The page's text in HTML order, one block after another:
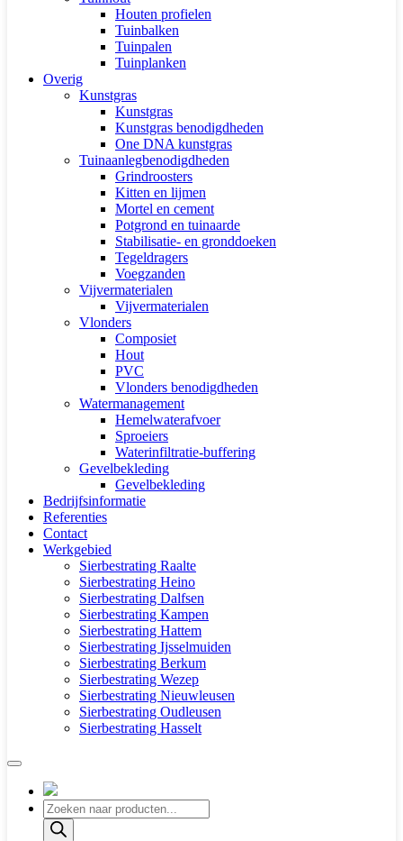
Houten profielen
Tuinbalken
Tuinpalen
Tuinplanken
Overig
Kunstgras
Kunstgras
Kunstgras benodigdheden
One DNA kunstgras
Tuinaanlegbenodigdheden
Grindroosters
Kitten en lijmen
Mortel en cement
Potgrond en tuinaarde
Stabilisatie- en gronddoeken
Tegeldragers
Voegzanden
Vijvermaterialen
Vijvermaterialen
Vlonders
Composiet
Hout
PVC
Vlonders benodigdheden
Watermanagement
Hemelwaterafvoer
Sproeiers
Waterinfiltratie-buffering
Gevelbekleding
Gevelbekleding
Bedrijfsinformatie
Referenties
Contact
Werkgebied
Sierbestrating Raalte
Sierbestrating Heino
Sierbestrating Dalfsen
Sierbestrating Kampen
Sierbestrating Hattem
Sierbestrating Ijsselmuiden
Sierbestrating Berkum
Sierbestrating Wezep
Sierbestrating Nieuwleusen
Sierbestrating Oudleusen
Sierbestrating Hasselt
Producten
zoeken